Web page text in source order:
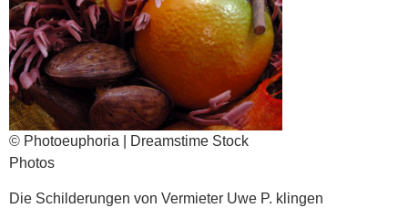
© Photoeuphoria | Dreamstime Stock
Photos
Die Schilderungen von Vermieter Uwe P. klingen